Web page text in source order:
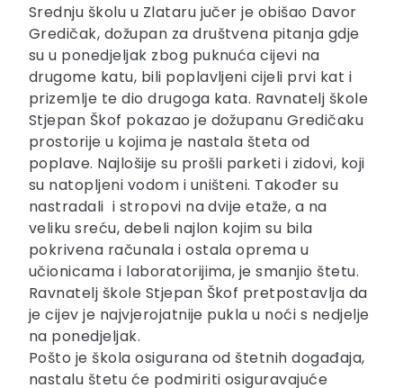
Srednju školu u Zlataru jučer je obišao Davor
Gredičak, dožupan za društvena pitanja gdje
su u ponedjeljak zbog puknuća cijevi na
drugome katu, bili poplavljeni cijeli prvi kat i
prizemlje te dio drugoga kata. Ravnatelj škole
Stjepan Škof pokazao je dožupanu Gredičaku
prostorije u kojima je nastala šteta od
poplave. Najlošije su prošli parketi i zidovi, koji
su natopljeni vodom i uništeni. Također su
nastradali i stropovi na dvije etaže, a na
veliku sreću, debeli najlon kojim su bila
pokrivena računala i ostala oprema u
učionicama i laboratorijima, je smanjio štetu.
Ravnatelj škole Stjepan Škof pretpostavlja da
je cijev je najvjerojatnije pukla u noći s nedjelje
na ponedjeljak.
Pošto je škola osigurana od štetnih događaja,
nastalu štetu će podmiriti osiguravajuće